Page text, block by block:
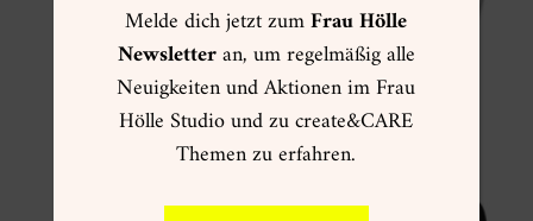
Melde dich jetzt zumFrau Hölle
Newsletteran, um regelmäßig alle
Neuigkeiten und Aktionen im Frau
Hölle Studio und zu create&CARE
Themen zu erfahren.